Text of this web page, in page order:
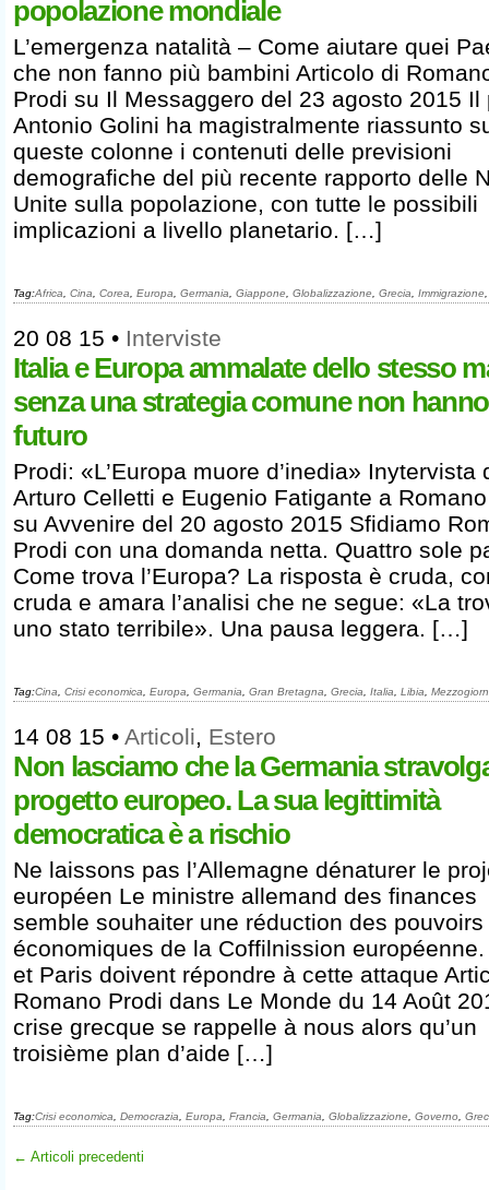
popolazione mondiale
L’emergenza natalità – Come aiutare quei
che non fanno più bambini Articolo di
Prodi su Il Messaggero del 23 agosto 2015 Il
Antonio Golini ha magistralmente riassunto
queste colonne i contenuti delle previsioni
demografiche del più recente rapporto delle
Unite sulla popolazione, con tutte le possibili
implicazioni a livello planetario. […]
Tag:Africa Cina Corea Europa Germania Giappone Globalizzazione Grecia Immigrazione
20 08 15 • Interviste
Italia e Europa ammalate dello stesso
senza una strategia comune non hanno
futuro
Prodi: «L’Europa muore d’inedia» Inytervista
Arturo Celletti e Eugenio Fatigante a
su Avvenire del 20 agosto 2015 Sfidiamo
Prodi con una domanda netta. Quattro sole
Come trova l’Europa? La risposta è cruda,
cruda e amara l’analisi che ne segue: «La
uno stato terribile». Una pausa leggera. […]
Tag:Cina Crisi economica Europa Germania Gran Bretagna Grecia Italia Libia
14 08 15 • Articoli, Estero
Non lasciamo che la Germania
progetto europeo. La sua legittimità
democratica è a rischio
Ne laissons pas l’Allemagne dénaturer le
européen Le ministre allemand des finances
semble souhaiter une réduction des pouvoirs
économiques de la Coffilnission
et Paris doivent répondre à cette attaque
Romano Prodi dans Le Monde du 14 Août
crise grecque se rappelle à nous alors qu’un
troisième plan d’aide […]
Tag:Crisi economica Democrazia Europa Francia Germania Globalizzazione Governo
← Articoli precedenti